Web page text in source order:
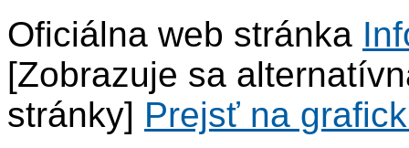
Oficiálna web stránka
[Zobrazuje sa
stránky] Prejsť na